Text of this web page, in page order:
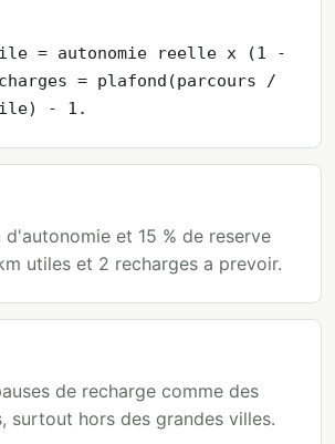
= autonomie reelle x (1 -
= plafond(parcours /
- 1.
d'autonomie et 15 % de reserve
utiles et 2 recharges a prevoir.
de recharge comme des
surtout hors des grandes villes.